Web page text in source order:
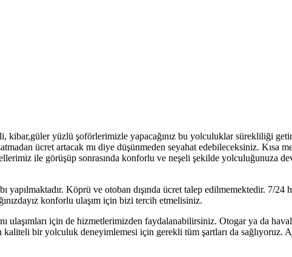
kibar,güler yüzlü şoförlerimizle yapacağınız bu yolculuklar sürekliliği
ücret artacak mı diye düşünmeden seyahat edebileceksiniz. Kısa
ile görüşüp sonrasında konforlu ve neşeli şekilde yolculuğunuza
Köprü ve otoban dışında ücret talep edilmemektedir. 7/24
konforlu ulaşım için bizi tercih etmelisiniz.
için de hizmetlerimizden faydalanabilirsiniz. Otogar ya da
bir yolculuk deneyimlemesi için gerekli tüm şartları da sağlıyoruz.